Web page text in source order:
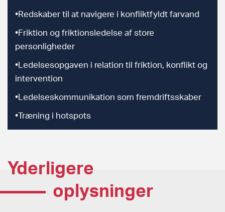
•Redskaber til at navigere i konfliktfyldt farvand
•Friktion og friktionsledelse af store
personligheder
•Ledelsesopgaven i relation til friktion, konflikt og
intervention
•Ledelseskommunikation som fremdriftsskaber
•Træning i hotspots
Yderligere
oplysninger